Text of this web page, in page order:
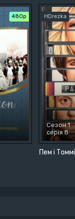
480р
Пем і Томмі
HDrezka
Сезон 1
серія 8